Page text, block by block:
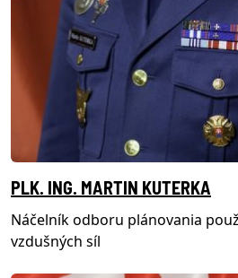
PLK. ING. MARTIN KUTERKA
Náčelník odboru plánovania
vzdušných síl